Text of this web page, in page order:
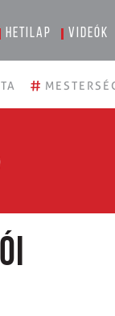
Hetilap Videók
#